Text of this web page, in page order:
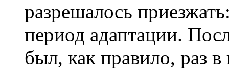
разрешалось
период адаптации.
был, как правило, раз